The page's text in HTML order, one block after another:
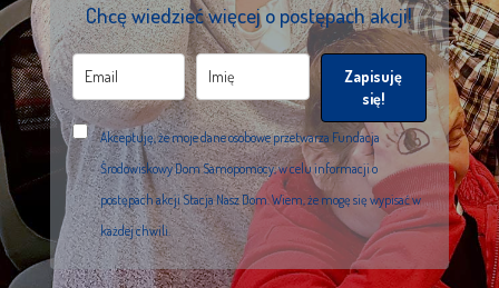
Chcę wiedzieć więcej o postępach akcji!
Zapisuję
się!
Akceptuję, że moje dane osobowe przetwarza Fundacja
Środowiskowy Dom Samopomocy, w celu informacji o
postępach akcji Stacja Nasz Dom. Wiem, że mogę się wypisać w
każdej chwili.